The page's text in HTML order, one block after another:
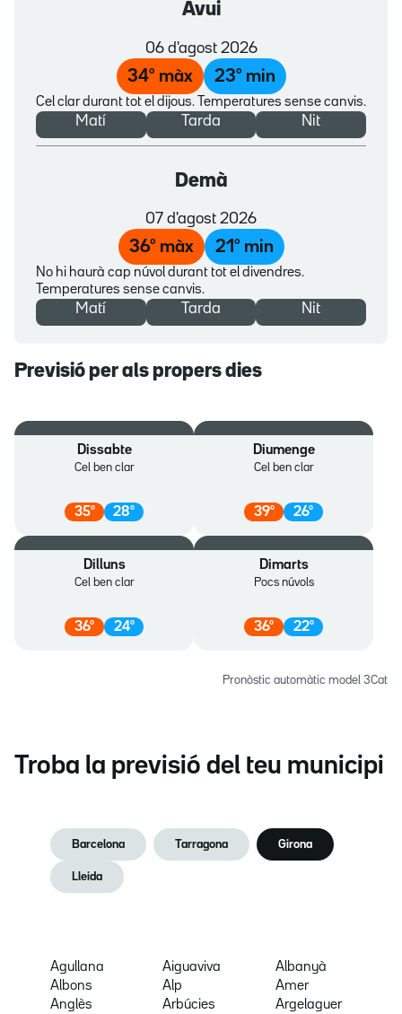
Avui
06 d'agost 2026
34º màx 23º min
Cel clar durant tot el dijous. Temperatures sense canvis.
Matí Tarda Nit
Demà
07 d'agost 2026
36º màx 21º min
No hi haurà cap núvol durant tot el divendres.
Temperatures sense canvis.
Matí Tarda Nit
Previsió per als propers dies
Dissabte
Cel ben clar
35º 28º
Diumenge
Cel ben clar
39º 26º
Dilluns
Cel ben clar
36º 24º
Dimarts
Pocs núvols
36º 22º
Pronòstic automàtic model 3Cat
Troba la previsió del teu municipi
Barcelona Tarragona Girona
Lleida
Agullana Aiguaviva
Albanyà
Albons
Alp
Amer
Anglès
Arbúcies
Argelaguer